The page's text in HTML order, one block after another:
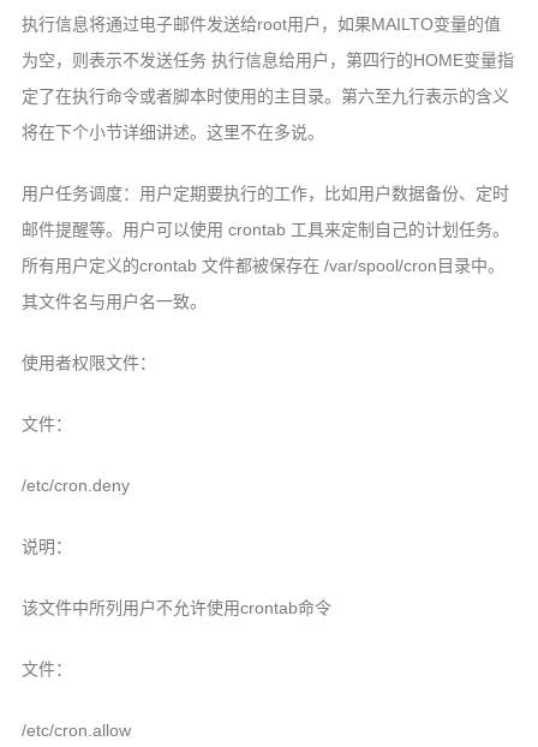
执行信息将通过电子邮件发送给root用户，如果MAILTO变量的值
为空，则表示不发送任务 执行信息给用户，第四行的HOME变量指
定了在执行命令或者脚本时使用的主目录。第六至九行表示的含义
将在下个小节详细讲述。这里不在多说。
用户任务调度：用户定期要执行的工作，比如用户数据备份、定时
邮件提醒等。用户可以使用 crontab 工具来定制自己的计划任务。
所有用户定义的crontab 文件都被保存在 /var/spool/cron目录中。
其文件名与用户名一致。
使用者权限文件：
文件：
/etc/cron.deny
说明：
该文件中所列用户不允许使用crontab命令
文件：
/etc/cron.allow